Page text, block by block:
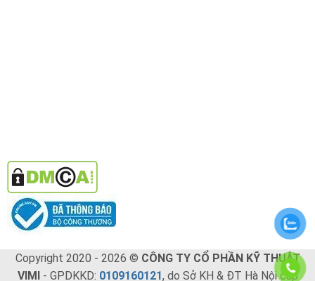
Copyright 2020 - 2026 © CÔNG TY CỔ PHẦN KỸ THUẬT
VIMI- GPDKKD: 0109160121, do Sở KH & ĐT Hà Nội cấp